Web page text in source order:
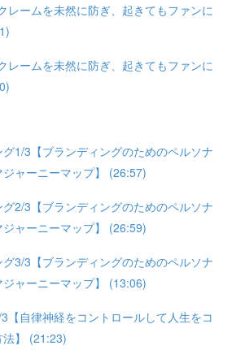
レームを未然に防ぎ、起きてもファンに
レームを未然に防ぎ、起きてもファンに
1/3【ブランディングのためのペルソナ
ャーニーマップ】 (26:57)
2/3【ブランディングのためのペルソナ
ャーニーマップ】 (26:59)
3/3【ブランディングのためのペルソナ
ャーニーマップ】 (13:06)
【自律神経をコントロールして人生をコ
法】 (21:23)